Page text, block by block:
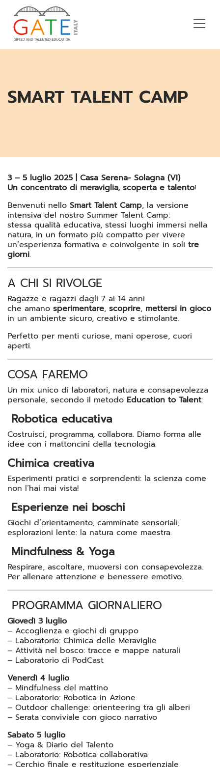
SMART TALENT CAMP
3 – 5 luglio 2025 | Casa Serena- Solagna (VI)
Un concentrato di meraviglia, scoperta e talento!
Benvenuti nello Smart Talent Camp, la versione
intensiva del nostro Summer Talent Camp:
stessa qualità educativa, stessi luoghi immersi nella
natura, in un formato più compatto per vivere
un’esperienza formativa e coinvolgente in soli tre
giorni.
A CHI SI RIVOLGE
Ragazze e ragazzi dagli 7 ai 14 anni
che amano sperimentare, scoprire, mettersi in gioco
in un ambiente sicuro, creativo e stimolante.
Perfetto per menti curiose, mani operose, cuori
aperti.
COSA FAREMO
Un mix unico di laboratori, natura e consapevolezza
personale, secondo il metodo Education to Talent:
Robotica educativa
Costruisci, programma, collabora. Diamo forma alle
idee con i mattoncini della tecnologia.
Chimica creativa
Esperimenti pratici e sorprendenti: la scienza come
non l’hai mai vista!
Esperienze nei boschi
Giochi d’orientamento, camminate sensoriali,
esplorazioni lente: la natura come maestra.
Mindfulness & Yoga
Respirare, ascoltare, muoversi con consapevolezza.
Per allenare attenzione e benessere emotivo.
PROGRAMMA GIORNALIERO
Giovedì 3 luglio
– Accoglienza e giochi di gruppo
– Laboratorio: Chimica delle Meraviglie
– Attività nel bosco: tracce e mappe naturali
– Laboratorio di PodCast
Venerdì 4 luglio
– Mindfulness del mattino
– Laboratorio: Robotica in Azione
– Outdoor challenge: orienteering tra gli alberi
– Serata conviviale con gioco narrativo
Sabato 5 luglio
– Yoga & Diario del Talento
– Laboratorio: Robotica collaborativa
– Cerchio finale e restituzione esperienziale